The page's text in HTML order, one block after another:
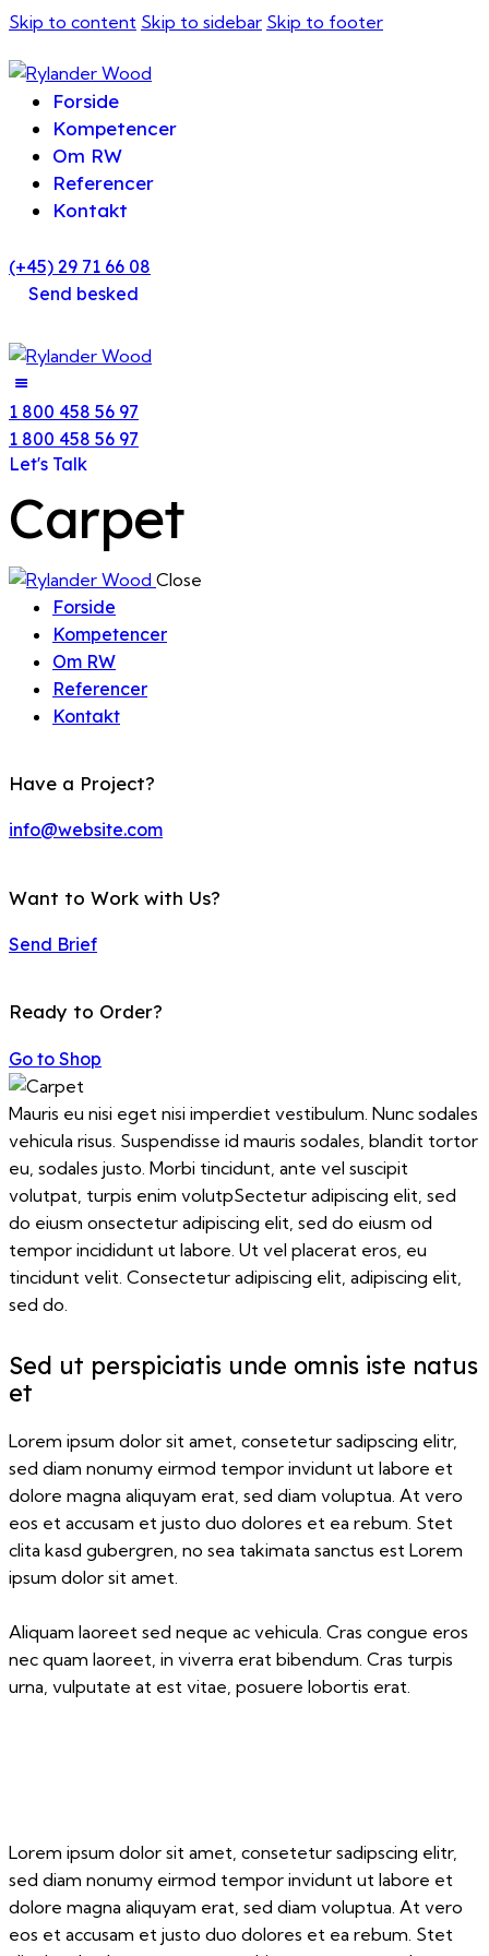
Skip to content Skip to sidebar Skip to footer
Forside
Kompetencer
Om RW
Referencer
Kontakt
(+45) 29 71 66 08
Send besked
1 800 458 56 97
1 800 458 56 97
Let's Talk
Carpet
Close
Forside
Kompetencer
Om RW
Referencer
Kontakt
Have a Project?
info@website.com
Want to Work with Us?
Send Brief
Ready to Order?
Go to Shop
Mauris eu nisi eget nisi imperdiet vestibulum. Nunc sodales
vehicula risus. Suspendisse id mauris sodales, blandit tortor
eu, sodales justo. Morbi tincidunt, ante vel suscipit
volutpat, turpis enim volutpSectetur adipiscing elit, sed
do eiusm onsectetur adipiscing elit, sed do eiusm od
tempor incididunt ut labore. Ut vel placerat eros, eu
tincidunt velit. Consectetur adipiscing elit, adipiscing elit,
sed do.
Sed ut perspiciatis unde omnis iste natus
et
Lorem ipsum dolor sit amet, consetetur sadipscing elitr,
sed diam nonumy eirmod tempor invidunt ut labore et
dolore magna aliquyam erat, sed diam voluptua. At vero
eos et accusam et justo duo dolores et ea rebum. Stet
clita kasd gubergren, no sea takimata sanctus est Lorem
ipsum dolor sit amet.
Aliquam laoreet sed neque ac vehicula. Cras congue eros
nec quam laoreet, in viverra erat bibendum. Cras turpis
urna, vulputate at est vitae, posuere lobortis erat.
Lorem ipsum dolor sit amet, consetetur sadipscing elitr,
sed diam nonumy eirmod tempor invidunt ut labore et
dolore magna aliquyam erat, sed diam voluptua. At vero
eos et accusam et justo duo dolores et ea rebum. Stet